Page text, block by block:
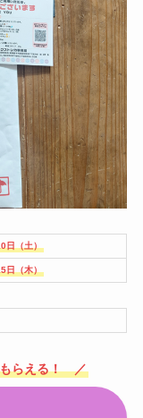
日（土）
日（木）
らえる！ ／